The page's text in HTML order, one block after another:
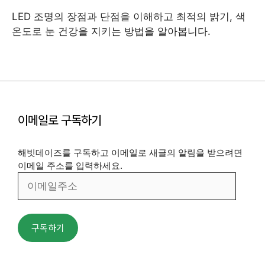
LED 조명의 장점과 단점을 이해하고 최적의 밝기, 색
온도로 눈 건강을 지키는 방법을 알아봅니다.
이메일로 구독하기
해빗데이즈를 구독하고 이메일로 새글의 알림을 받으려면
이메일 주소를 입력하세요.
주
소
구독하기